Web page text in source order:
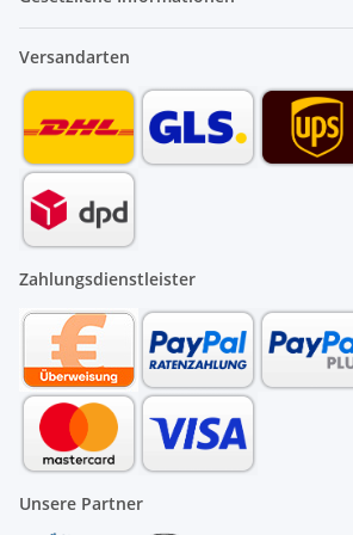
Versandarten
Zahlungsdienstleister
Unsere Partner